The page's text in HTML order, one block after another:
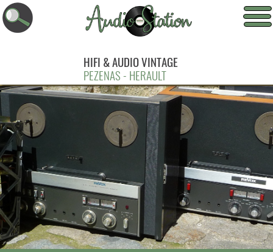
HIFI & AUDIO VINTAGE
PEZENAS - HERAULT